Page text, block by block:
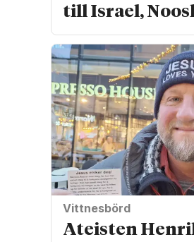
till Israel,
Vittnesbörd
Ateisten